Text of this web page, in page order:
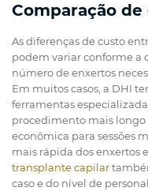
Comparação de
As diferenças de custo
podem variar conforme a
número de enxertos
Em muitos casos, a DHI
ferramentas
procedimento mais longo
econômica para sessões
mais rápida dos enxertos
transplante capilar
caso e do nível de